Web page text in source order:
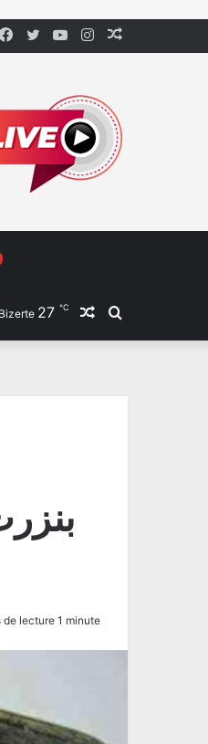
Instagram
YouTube
Twitter
Facebook
Rechercher
Article
Bizerte 27 ℃
de lecture 1 minute